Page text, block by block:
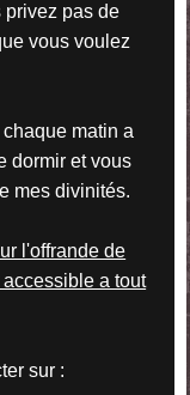
privez pas de
vous voulez
matin a
dormir et vous
mes divinités.
l'offrande de
a tout
sur :